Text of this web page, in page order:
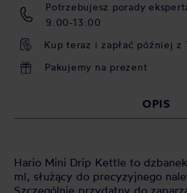
Potrzebujesz porady
9:00-13:00
Kup teraz i zapłać później z
Pakujemy na prezent
OPIS
Hario Mini Drip Kettle to
ml, służący do precyzyjnego
Szczególnie przydatny do